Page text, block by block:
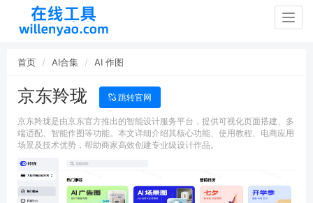
首页 AI合集 AI 作图
京东羚珑 跳转官网
京东羚珑是由京东官方推出的智能设计服务平台，提供可视化页面搭建、多
端适配、智能作图等功能。本文详细介绍其核心功能、使用教程、电商应用
场景及技术优势，帮助商家高效创建专业级设计作品。